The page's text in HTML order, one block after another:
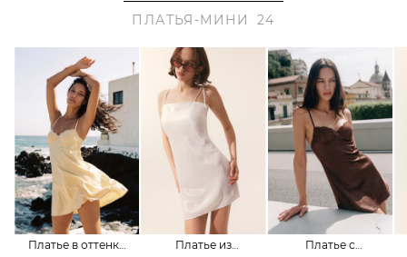
ПЛАТЬЯ-МИНИ
24
Платье в оттенке
Платье из
Платье с